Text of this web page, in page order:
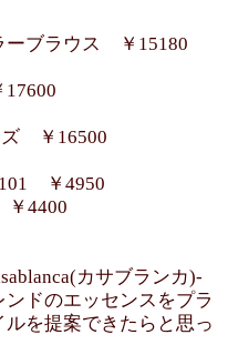
ーブラウス ￥15180
ズ ￥16500
￥4950
￥4400
カサブランカ)-
ドのエッセンスをプラ
を提案できたらと思っ